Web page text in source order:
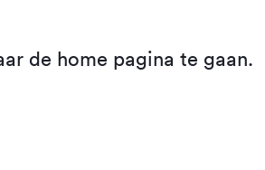
de home pagina te gaan.